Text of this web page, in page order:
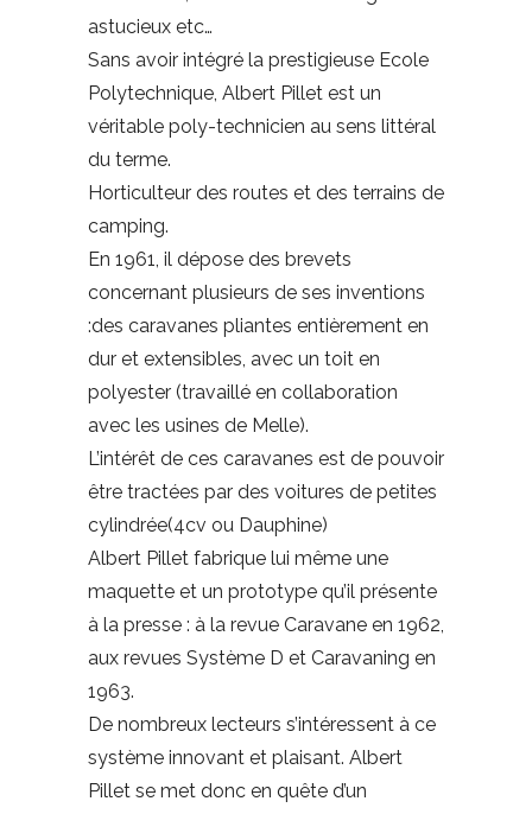
astucieux etc…
Sans avoir intégré la prestigieuse Ecole
Polytechnique, Albert Pillet est un
véritable poly-technicien au sens littéral
du terme.
Horticulteur des routes et des terrains de
camping.
En 1961, il dépose des brevets
concernant plusieurs de ses inventions
:des caravanes pliantes entièrement en
dur et extensibles, avec un toit en
polyester (travaillé en collaboration
avec les usines de Melle).
L’intérêt de ces caravanes est de pouvoir
être tractées par des voitures de petites
cylindrée(4cv ou Dauphine)
Albert Pillet fabrique lui même une
maquette et un prototype qu’il présente
à la presse : à la revue Caravane en 1962,
aux revues Système D et Caravaning en
1963.
De nombreux lecteurs s’intéressent à ce
système innovant et plaisant. Albert
Pillet se met donc en quête d’un